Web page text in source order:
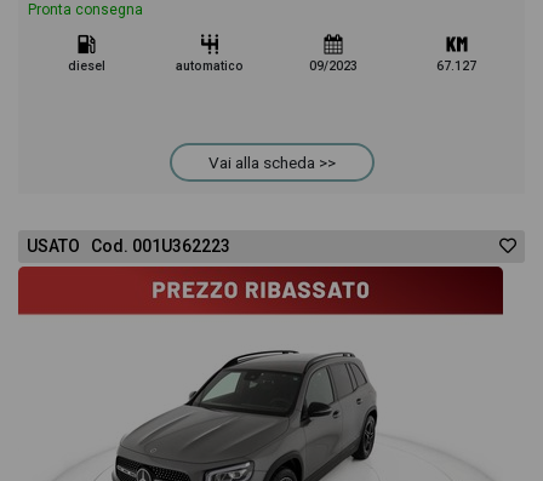
Pronta consegna
diesel automatico 09/2023 67.127
Vai alla scheda >>
USATO Cod. 001U362223